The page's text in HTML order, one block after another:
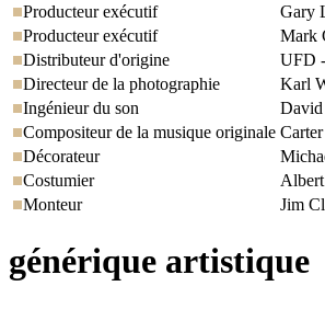
Producteur exécutif
Gary
Producteur exécutif
Mark
Distributeur d'origine
UFD
Directeur de la photographie
Karl
Ingénieur du son
David
Compositeur de la musique originale
Décorateur
Costumier
Monteur
Jim
générique artistique